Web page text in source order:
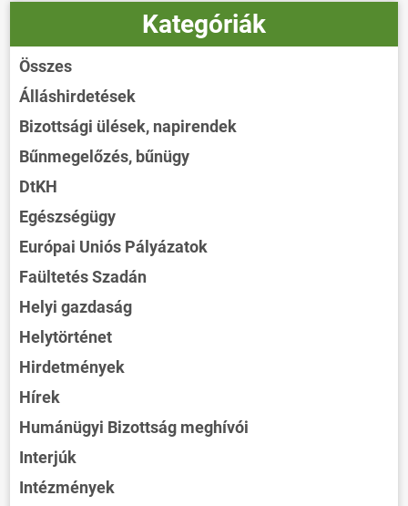
Kategóriák
Összes
Álláshirdetések
Bizottsági ülések, napirendek
Bűnmegelőzés, bűnügy
DtKH
Egészségügy
Európai Uniós Pályázatok
Faültetés Szadán
Helyi gazdaság
Helytörténet
Hirdetmények
Hírek
Humánügyi Bizottság meghívói
Interjúk
Intézmények